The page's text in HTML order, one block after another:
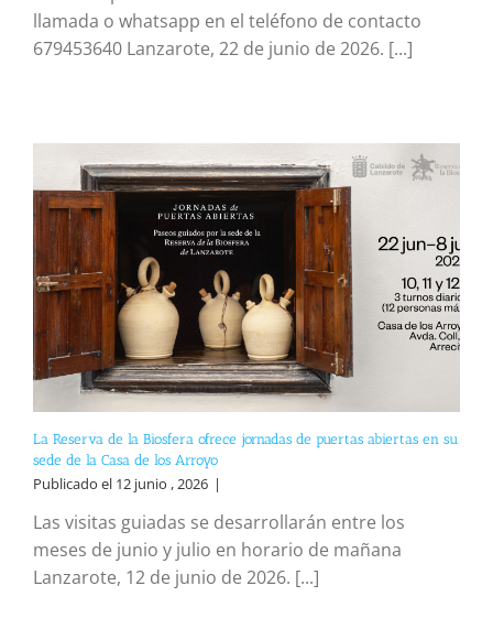
llamada o whatsapp en el teléfono de contacto
679453640 Lanzarote, 22 de junio de 2026. [...]
La Reserva de la Biosfera ofrece jornadas de puertas abiertas en su
sede de la Casa de los Arroyo
Publicado el 12 junio , 2026 |
Las visitas guiadas se desarrollarán entre los
meses de junio y julio en horario de mañana
Lanzarote, 12 de junio de 2026. [...]